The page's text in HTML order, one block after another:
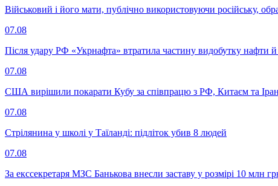
Військовий і його мати, публічно використовуючи російську,
07.08
Після удару РФ «Укрнафта» втратила частину видобутку нафти й
07.08
США вирішили покарати Кубу за співпрацю з РФ, Китаєм та
07.08
Стрілянина у школі у Таїланді: підліток убив 8 людей
07.08
За екссекретаря МЗС Банькова внесли заставу у розмірі 10 млн